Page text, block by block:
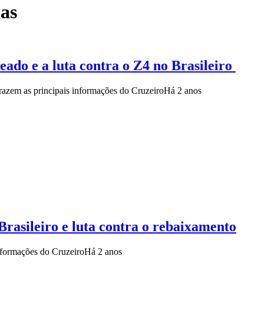
e a luta contra o Z4 no Brasileiro
as principais informações do CruzeiroHá 2 anos
e luta contra o rebaixamento
do CruzeiroHá 2 anos